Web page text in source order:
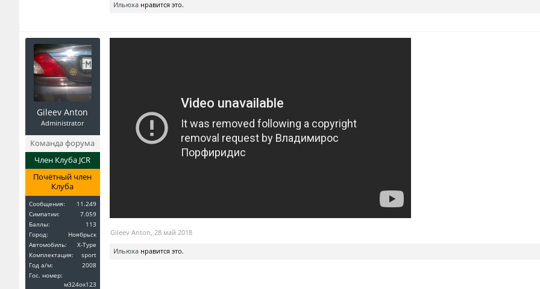
Ильюханравится это.
Gileev Anton
Administrator
Команда форума
Член Клуба JCR
Почётный член
Клуба
Сообщения:
11.249
Симпатии:
7.059
Баллы:
113
Город:
Ноябрьск
Автомобиль:
X-Type
Комплектация:
sport
Год a/м:
2008
Гос. номер:
м324ох123
Gileev Anton, 28 май 2018
Ильюханравится это.